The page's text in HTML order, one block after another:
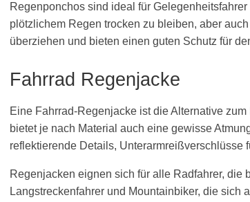
Regenponchos sind ideal für
plötzlichem Regen trocken zu bleiben, aber
überziehen und bieten einen guten Schutz für
Fahrrad Regenjacke
Eine Fahrrad-Regenjacke ist die Alternative
bietet je nach Material auch eine gewisse
reflektierende Details, Unterarmreißverschlüsse
Regenjacken eignen sich für alle Radfahrer,
Langstreckenfahrer und Mountainbiker, die sich